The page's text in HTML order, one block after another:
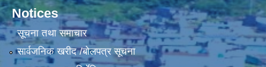
Notices
सूचना तथा समाचार
सार्वजनिक खरीद /बोलपत्र सूचना